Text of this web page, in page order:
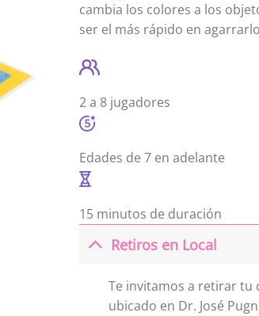
cambia los colores a los
ser el más rápido en
2 a 8 jugadores
Edades de 7 en adelante
15 minutos de duración
Retiros en Local
Te invitamos a retirar
ubicado en Dr. José